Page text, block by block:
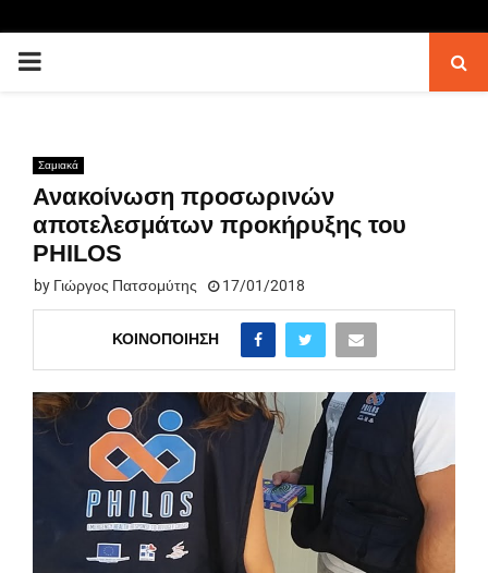
PRIMARY
Σαμιακά
Ανακοίνωση προσωρινών
αποτελεσμάτων προκήρυξης του
PHILOS
by Γιώργος Πατσομύτης 17/01/2018
ΚΟΙΝΟΠΟΊΗΣΗ